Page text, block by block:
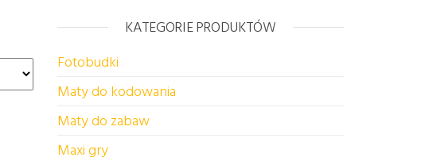
KATEGORIE PRODUKTÓW
Fotobudki
Maty do kodowania
Maty do zabaw
Maxi gry